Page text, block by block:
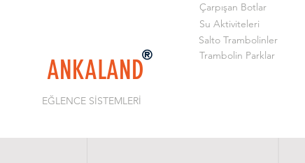
ANKALAND
EĞLENCE SİSTEMLERİ
Çarpışan Botlar
Su Aktiviteleri
Salto Trambolinler
Trambolin Parklar